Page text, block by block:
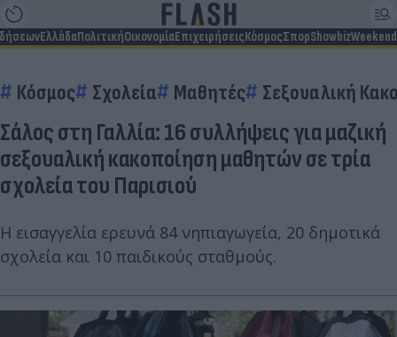
ΕλλάδαΠολιτικήΟικονομίαΕπιχειρήσειςΚόσμοςΣπορShowbizWeekend
Κόσμος Σχολεία Μαθητές Σεξουαλική
Σάλος στη Γαλλία: 16 συλλήψεις για μαζική
σεξουαλική κακοποίηση μαθητών σε τρία
σχολεία του Παρισιού
Η εισαγγελία ερευνά 84 νηπιαγωγεία, 20 δημοτικά
σχολεία και 10 παιδικούς σταθμούς.